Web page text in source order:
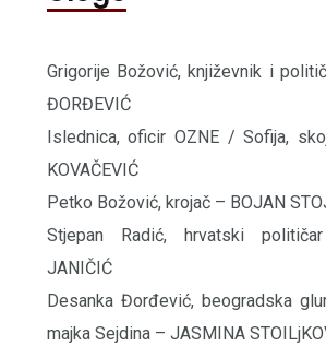
Grigorije Božović, književnik i
ĐORĐEVIĆ
Islednica, oficir OZNE / Sofija,
KOVAČEVIĆ
Petko Božović, krojač – BOJAN
Stjepan Radić, hrvatski
JANIČIĆ
Desanka Đorđević, beogradska
majka Sejdina – JASMINA